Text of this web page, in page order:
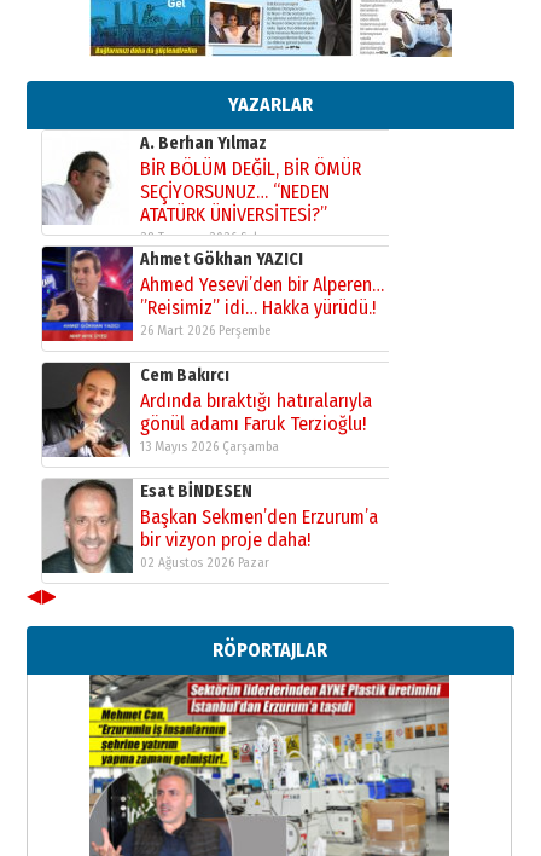
YAZARLAR
13 Mayıs 2026 Çarşamba
Esat BİNDESEN
Başkan Sekmen’den Erzurum’a
bir vizyon proje daha!
Kadir SABUNCUOĞLU
Erzurumspor’un köşe taşları
29 Haziran 2026 Pazartesi
Kenan GÜLERCİ
Murat Şahsuvaroğlu ERKON’da
çıtayı yukarı taşırken,
yönetimdekiler aşağı
çekmemeli!
17 Şubat 2026 SalıOrhan BOZKURT
Bir fotoğraf, bir şehir, bir
gazeteci… Dizginler kimin
elinde?
31 Mart 2026 Salı
A. Berhan Yılmaz
BİR BÖLÜM DEĞİL, BİR ÖMÜR
SEÇİYORSUNUZ… “NEDEN
ATATÜRK ÜNİVERSİTESİ?”
Ahmet Gökhan YAZICI
Ahmed Yesevi’den bir Alperen…
”Reisimiz” idi… Hakka yürüdü.!
26 Mart 2026 Perşembe
Cem Bakırcı
Ardında bıraktığı hatıralarıyla
gönül adamı Faruk Terzioğlu!
13 Mayıs 2026 Çarşamba
◀▶
RÖPORTAJLAR